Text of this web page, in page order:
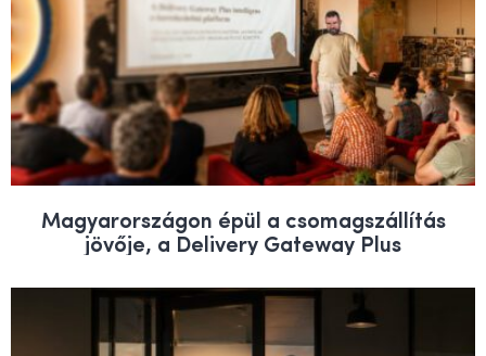
Magyarországon épül a csomagszállítás
jövője, a Delivery Gateway Plus